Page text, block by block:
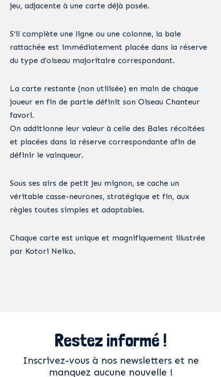
jeu, adjacente à une carte déjà posée.
S’il complète une ligne ou une colonne, la baie
rattachée est immédiatement placée dans la réserve
du type d’oiseau majoritaire correspondant.
La carte restante (non utilisée) en main de chaque
joueur en fin de partie définit son Oiseau Chanteur
favori.
On additionne leur valeur à celle des Baies récoltées
et placées dans la réserve correspondante afin de
définir le vainqueur.
Sous ses airs de petit jeu mignon, se cache un
véritable casse-neurones, stratégique et fin, aux
règles toutes simples et adaptables.
Chaque carte est unique et magnifiquement illustrée
par Kotori Neiko.
Restez informé !
Inscrivez-vous à nos newsletters et ne
manquez aucune nouvelle !